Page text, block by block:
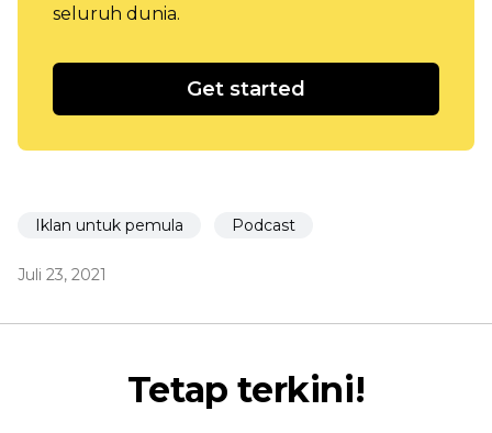
seluruh dunia.
Get started
Iklan untuk pemula Podcast
Juli 23, 2021
Tetap terkini!